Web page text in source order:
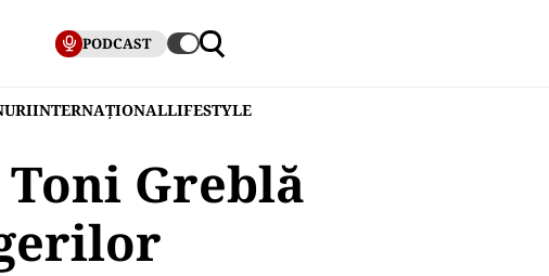
PODCAST
INTERNAȚIONALLIFESTYLE
Greblă